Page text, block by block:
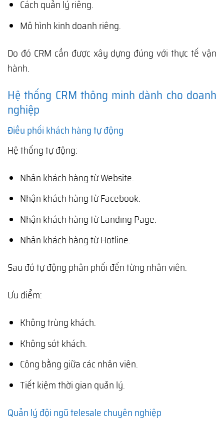
Cách quản lý riêng.
Mô hình kinh doanh riêng.
Do đó CRM cần được xây dựng đúng với thực tế vận
hành.
Hệ thống CRM thông minh dành cho doanh
nghiệp
Điều phối khách hàng tự động
Hệ thống tự động:
Nhận khách hàng từ Website.
Nhận khách hàng từ Facebook.
Nhận khách hàng từ Landing Page.
Nhận khách hàng từ Hotline.
Sau đó tự động phân phối đến từng nhân viên.
Ưu điểm:
Không trùng khách.
Không sót khách.
Công bằng giữa các nhân viên.
Tiết kiệm thời gian quản lý.
Quản lý đội ngũ telesale chuyên nghiệp